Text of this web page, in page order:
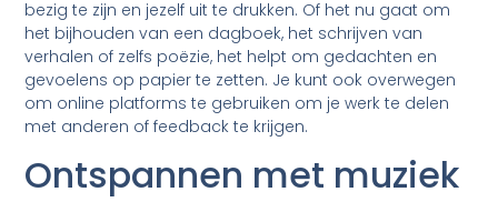
bezig te zijn en jezelf uit te drukken. Of het nu gaat om
het bijhouden van een dagboek, het schrijven van
verhalen of zelfs poëzie, het helpt om gedachten en
gevoelens op papier te zetten. Je kunt ook overwegen
om online platforms te gebruiken om je werk te delen
met anderen of feedback te krijgen.
Ontspannen met muziek